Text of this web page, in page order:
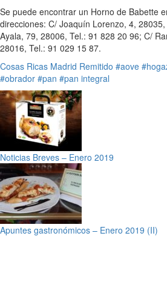
Se puede encontrar un Horno de Babette
direcciones: C/ Joaquín Lorenzo, 4,
Ayala, 79, 28006, Tel.: 91 828 20 96; C/
28016, Tel.: 91 029 15 87.
Cosas Ricas Madrid Remitido #aove
#obrador #pan #pan integral
Noticias Breves – Enero 2019
Apuntes gastronómicos – Enero 2019 (II)